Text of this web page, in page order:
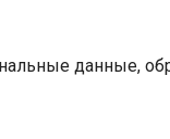
данные,